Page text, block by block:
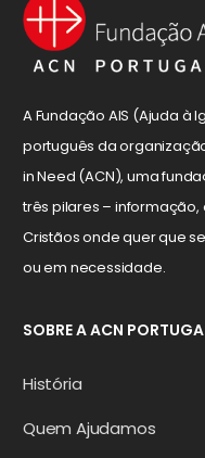
A Fundação AIS (Ajuda à
português da
in Need (ACN), uma
três pilares –
Cristãos onde quer que
ou em necessidade.
SOBRE A ACN
História
Quem Ajudamos